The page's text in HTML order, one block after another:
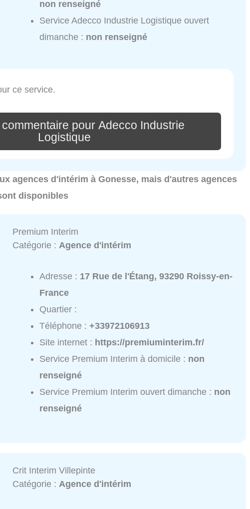
non renseigné
Service Adecco Industrie Logistique ouvert
dimanche : non renseigné
ce service.
pour Adecco Industrie
Logistique
agences d'intérim à Gonesse, mais d'autres agences
disponibles
Premium Interim
Catégorie :Agence d'intérim
Adresse : 17 Rue de l'Étang, 93290 Roissy-en-
France
Quartier :
Téléphone :+33972106913
Site internet : https://premiuminterim.fr/
Service Premium Interim à domicile : non
renseigné
Service Premium Interim ouvert dimanche : non
renseigné
Crit Interim Villepinte
Catégorie :Agence d'intérim